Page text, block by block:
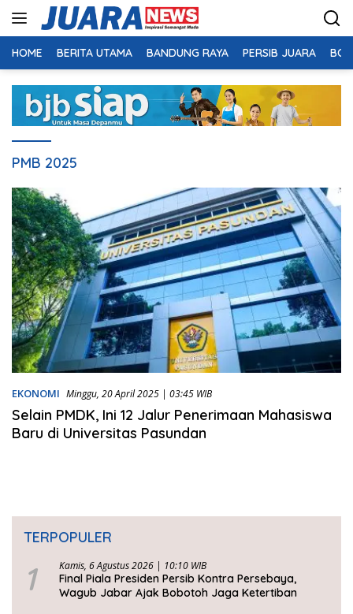
HOME BERITA UTAMA BANDUNG RAYA PERSIB JUARA
PMB 2025
EKONOMI Minggu, 20 April 2025 | 03:45 WIB
Selain PMDK, Ini 12 Jalur Penerimaan Mahasiswa
Baru di Universitas Pasundan
TERPOPULER
1 Kamis, 6 Agustus 2026 | 10:10 WIB
Final Piala Presiden Persib Kontra Persebaya,
Wagub Jabar Ajak Bobotoh Jaga Ketertiban